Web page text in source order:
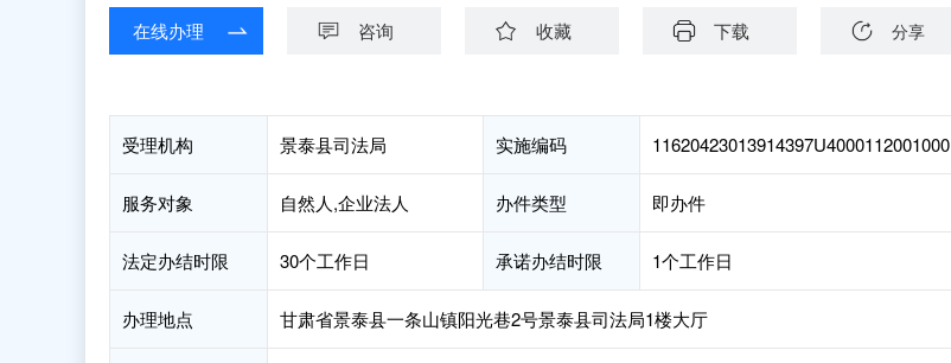
在线办理 咨询 收藏 下载 分享
受理机构 景泰县司法局 实施编码 11620423013914397U4000112001000
服务对象 自然人,企业法人 办件类型 即办件
法定办结时限 30个工作日 承诺办结时限 1个工作日
办理地点 甘肃省景泰县一条山镇阳光巷2号景泰县司法局1楼大厅